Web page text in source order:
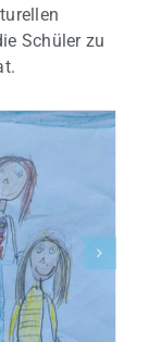
Schüler zu